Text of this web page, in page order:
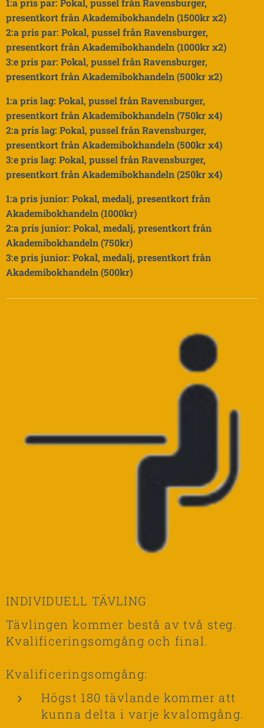
1:a pris par: Pokal, pussel från Ravensburger,
presentkort från Akademibokhandeln (1500kr x2)
2:a pris par: Pokal, pussel från Ravensburger,
presentkort från Akademibokhandeln (1000kr x2)
3:e pris par: Pokal, pussel från Ravensburger,
presentkort från Akademibokhandeln (500kr x2)
1:a pris lag: Pokal, pussel från Ravensburger,
presentkort från Akademibokhandeln (750kr x4)
2:a pris lag: Pokal, pussel från Ravensburger,
presentkort från Akademibokhandeln (500kr x4)
3:e pris lag: Pokal, pussel från Ravensburger,
presentkort från Akademibokhandeln (250kr x4)
1:a pris junior: Pokal, medalj, presentkort från
Akademibokhandeln (1000kr)
2:a pris junior: Pokal, medalj, presentkort från
Akademibokhandeln (750kr)
3:e pris junior: Pokal, medalj, presentkort från
Akademibokhandeln (500kr)
INDIVIDUELL TÄVLING
Tävlingen kommer bestå av två steg.
Kvalificeringsomgång och final.
Kvalificeringsomgång:
Högst 180 tävlande kommer att
kunna delta i varje kvalomgång.